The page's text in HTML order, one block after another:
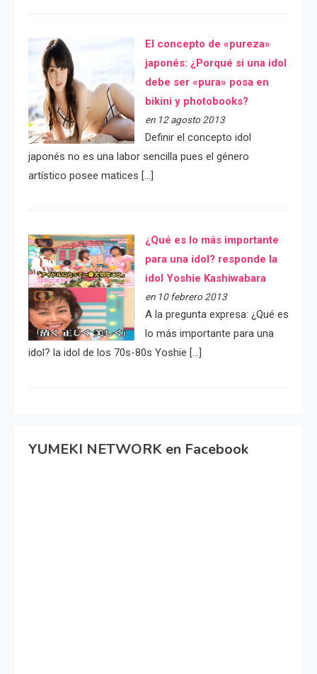
El concepto de «pureza»
japonés: ¿Porqué si una idol
debe ser «pura» posa en
bikini y photobooks?
en 12 agosto 2013
Definir el concepto idol
japonés no es una labor sencilla pues el género
artístico posee matices […]
¿Qué es lo más importante
para una idol? responde la
idol Yoshie Kashiwabara
en 10 febrero 2013
A la pregunta expresa: ¿Qué es
lo más importante para una
idol? la idol de los 70s-80s Yoshie […]
YUMEKI NETWORK en Facebook